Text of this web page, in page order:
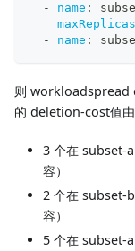
-
name :
maxReplicas
-
name :
则 workloadspread
的 deletion-cost值
3 个在 subset-
容）
2 个在 subset-
容）
5 个在 subset-